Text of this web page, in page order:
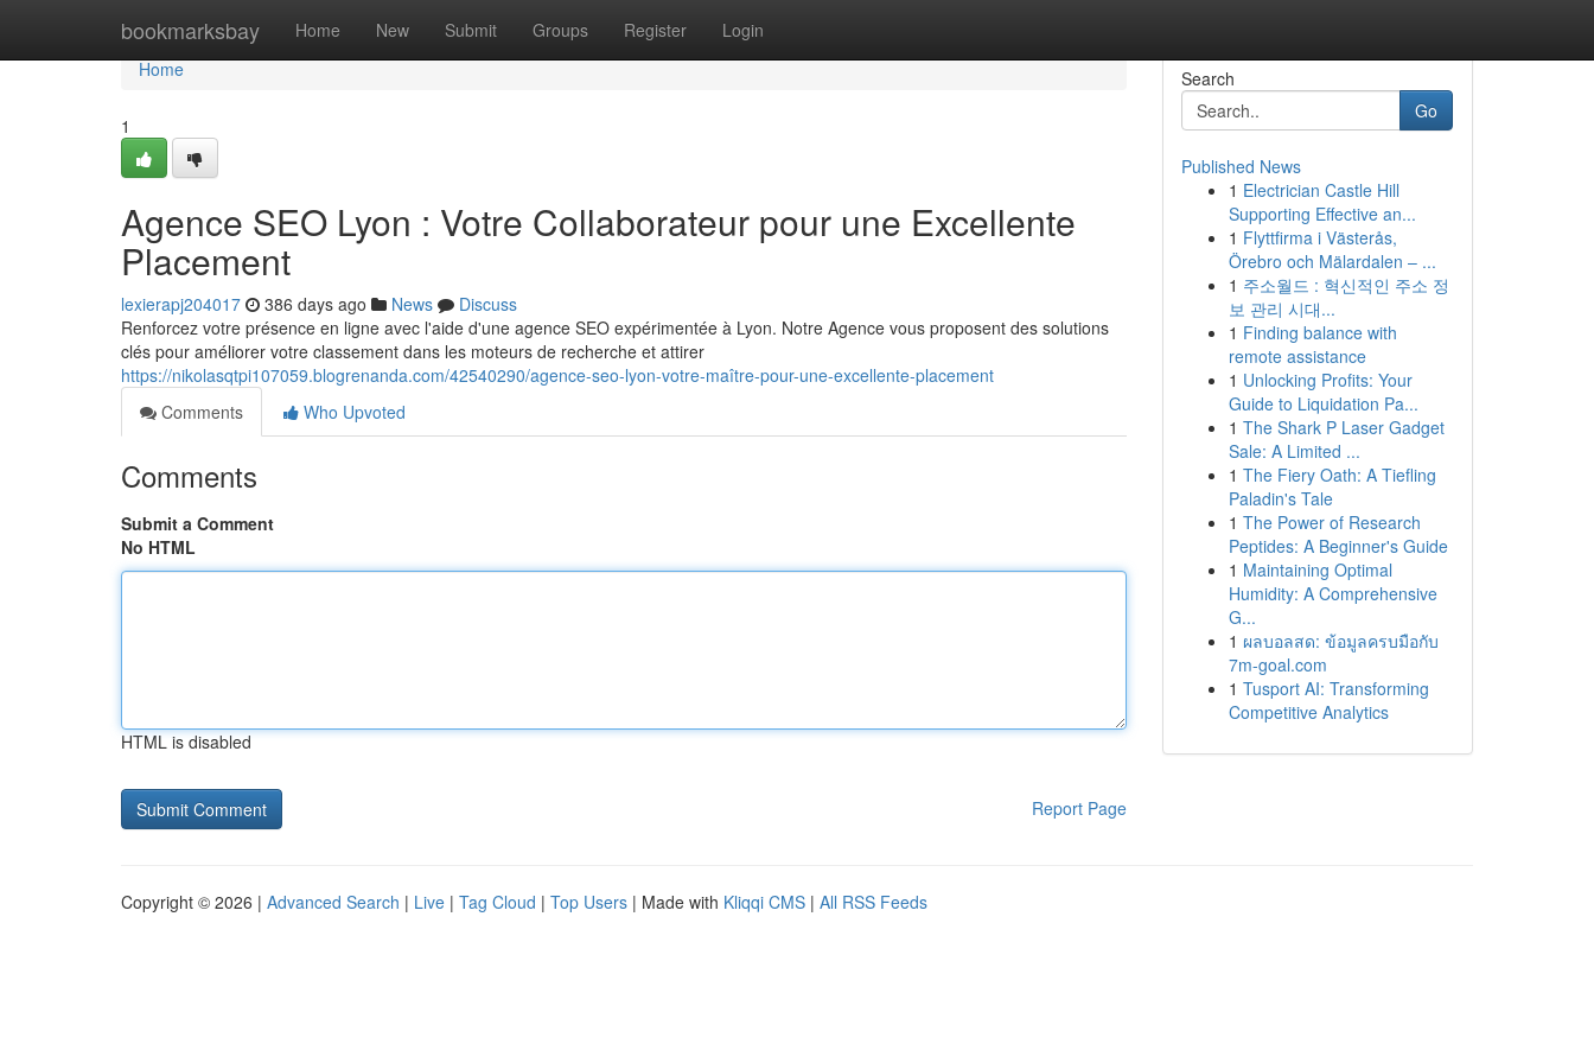
bookmarksbay Home New Submit Groups Register Login
Home
Home
1
Agence SEO Lyon : Votre Collaborateur pour une Excellente
Placement
lexierapj204017 386 days ago News
Discuss
Renforcez votre présence en ligne avec l'aide d'une agence SEO expérimentée à Lyon. Notre Agence vous proposent des solutions
clés pour améliorer votre classement dans les moteurs de recherche et attirer
https://nikolasqtpi107059.blogrenanda.com/42540290/agence-seo-lyon-votre-maître-pour-une-excellente-placement
Comments
Who Upvoted
Comments
Submit a Comment
No HTML
HTML is disabled
Report Page
Search
Go
Published News
1 Electrician Castle Hill
Supporting Effective an...
1 Flyttfirma i Västerås,
Örebro och Mälardalen – ...
1 주소월드 : 혁신적인 주소 정
보 관리 시대...
1 Finding balance with
remote assistance
1 Unlocking Profits: Your
Guide to Liquidation Pa...
1 The Shark P Laser Gadget
Sale: A Limited ...
1 The Fiery Oath: A Tiefling
Paladin's Tale
1 The Power of Research
Peptides: A Beginner's Guide
1 Maintaining Optimal
Humidity: A Comprehensive
G...
1 ผลบอลสด: ข้อมูลครบมือกับ
7m-goal.com
1 Tusport AI: Transforming
Competitive Analytics
Copyright © 2026 | Advanced Search | Live | Tag Cloud | Top Users | Made with Kliqqi CMS | All RSS Feeds